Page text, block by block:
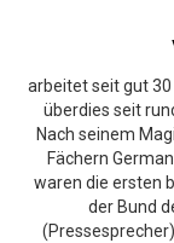
arbeitet seit gut
überdies seit
Nach seinem
Fächern
waren die ersten
der Bund